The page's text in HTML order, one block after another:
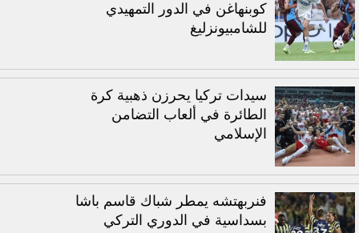
كوبنهاغن في الدور التمهيدي
للشامبيونزليغ
سيدات تركيا يحرزن ذهبية كرة
الطائرة في ألعاب التضامن
الإسلامي
فنربهتشه يمطر شباك قاسم باشا
بسداسية في الدوري التركي